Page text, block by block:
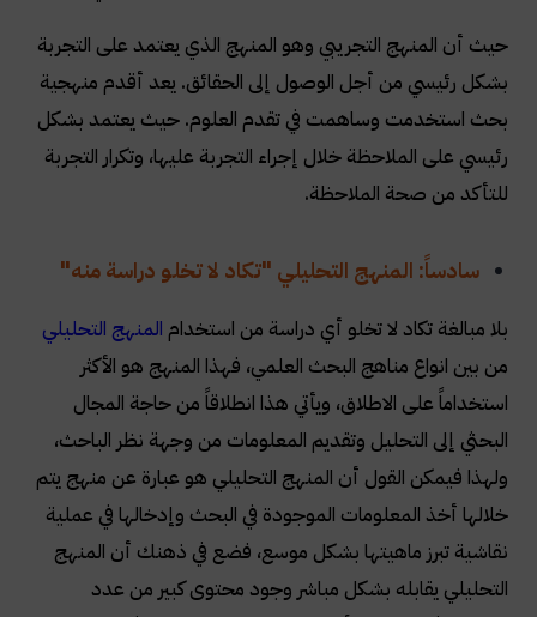
حيث أن المنهج التجريبي وهو المنهج الذي يعتمد على التجربة
بشكل رئيسي من أجل الوصول إلى الحقائق. يعد أقدم منهجية
بحث استخدمت وساهمت في تقدم العلوم. حيث يعتمد بشكل
رئيسي على الملاحظة خلال إجراء التجربة عليها، وتكرار التجربة
للتأكد من صحة الملاحظة.
سادساً: المنهج التحليلي "تكاد لا تخلو دراسة منه"
بلا مبالغة تكاد لا تخلو أي دراسة من استخدام المنهج التحليلي
من بين انواع مناهج البحث العلمي، فهذا المنهج هو الأكثر
استخداماً على الاطلاق، ويأتي هذا انطلاقاً من حاجة المجال
البحثي إلى التحليل وتقديم المعلومات من وجهة نظر الباحث،
ولهذا فيمكن القول أن المنهج التحليلي هو عبارة عن منهج يتم
خلالها أخذ المعلومات الموجودة في البحث وإدخالها في عملية
نقاشية تبرز ماهيتها بشكل موسع، فضع في ذهنك أن المنهج
التحليلي يقابله بشكل مباشر وجود محتوى كبير من عدد